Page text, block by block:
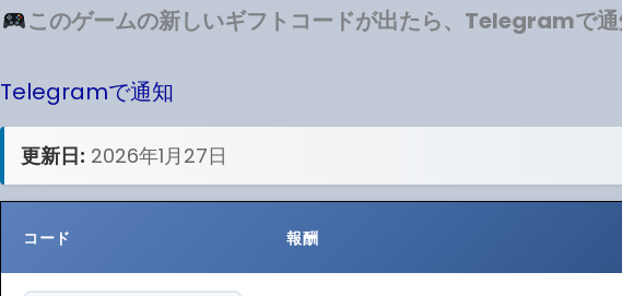
このゲームの新しいギフトコードが出たら、Telegramで
Telegramで通知
更新日: 2026年1月27日
コード 報酬